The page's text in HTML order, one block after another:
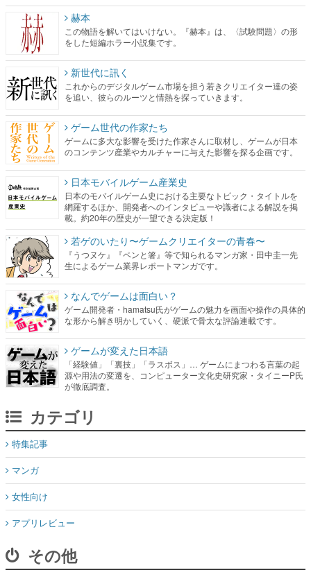
赫本
この物語を解いてはいけない。『赫本』は、〈試験問題〉の形
をした短編ホラー小説集です。
新世代に訊く
これからのデジタルゲーム市場を担う若きクリエイター達の姿
を追い、彼らのルーツと情熱を探っていきます。
ゲーム世代の作家たち
ゲームに多大な影響を受けた作家さんに取材し、ゲームが日本
のコンテンツ産業やカルチャーに与えた影響を探る企画です。
日本モバイルゲーム産業史
日本のモバイルゲーム史における主要なトピック・タイトルを
網羅するほか、開発者へのインタビューや識者による解説を掲
載。約20年の歴史が一望できる決定版！
若ゲのいたり〜ゲームクリエイターの青春〜
『うつヌケ』『ペンと箸』等で知られるマンガ家・田中圭一先
生によるゲーム業界レポートマンガです。
なんでゲームは面白い？
ゲーム開発者・hamatsu氏がゲームの魅力を画面や操作の具体的
な形から解き明かしていく、硬派で骨太な評論連載です。
ゲームが変えた日本語
「経験値」「裏技」「ラスボス」… ゲームにまつわる言葉の起
源や用法の変遷を、コンピューター文化史研究家・タイニーP氏
が徹底調査。
カテゴリ
特集記事
マンガ
女性向け
アプリレビュー
その他